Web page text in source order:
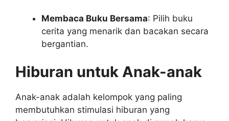
Membaca Buku Bersama: Pilih buku
cerita yang menarik dan bacakan secara
bergantian.
Hiburan untuk Anak-anak
Anak-anak adalah kelompok yang paling
membutuhkan stimulasi hiburan yang